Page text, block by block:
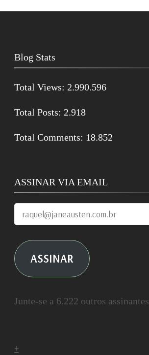
Blog Stats
Total Views: 2.990.596
Total Posts: 2.918
Total Comments: 18.852
ASSINAR VIA EMAIL
raquel@janeausten.com.br
ASSINAR
Junte-se a 6.222 outros assinantes
+